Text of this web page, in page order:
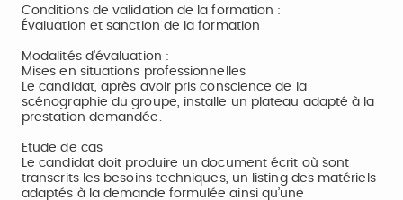
Conditions de validation de la formation :
Évaluation et sanction de la formation
Modalités d'évaluation :
Mises en situations professionnelles
Le candidat, après avoir pris conscience de la
scénographie du groupe, installe un plateau adapté à la
prestation demandée.
Etude de cas
Le candidat doit produire un document écrit où sont
transcrits les besoins techniques, un listing des matériels
adaptés à la demande formulée ainsi qu’une